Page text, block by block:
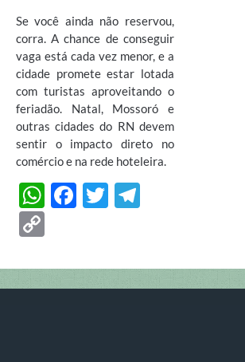
Se você ainda não reservou,
corra. A chance de conseguir
vaga está cada vez menor, e a
cidade promete estar lotada
com turistas aproveitando o
feriadão. Natal, Mossoró e
outras cidades do RN devem
sentir o impacto direto no
comércio e na rede hoteleira.
W
s
A
F
b
o
T
er gr
a
p